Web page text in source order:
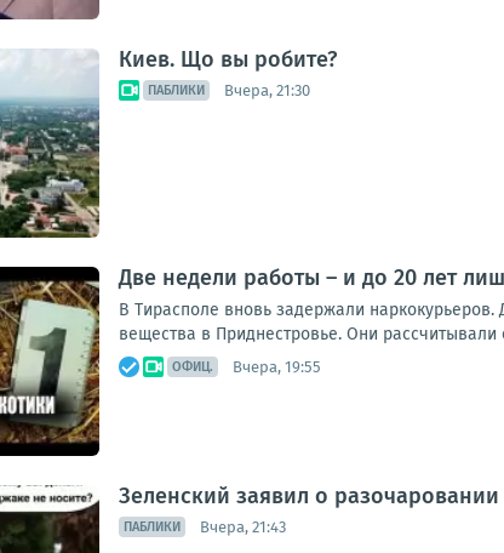
Киев. Що вы робите?
ПАБЛИКИ Вчера, 21:30
Две недели работы – и до 20 лет
В Тирасполе вновь задержали
вещества в Приднестровье. Они
ОФИЦ. Вчера, 19:55
Зеленский заявил о
ПАБЛИКИ Вчера, 21:43